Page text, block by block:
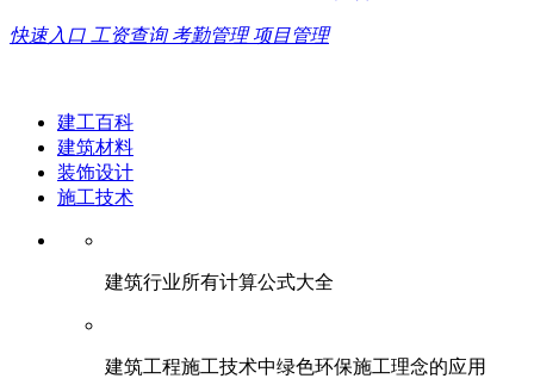
快速入口 工资查询 考勤管理 项目管理
建工百科
建筑材料
装饰设计
施工技术
建筑行业所有计算公式大全
建筑工程施工技术中绿色环保施工理念的应用